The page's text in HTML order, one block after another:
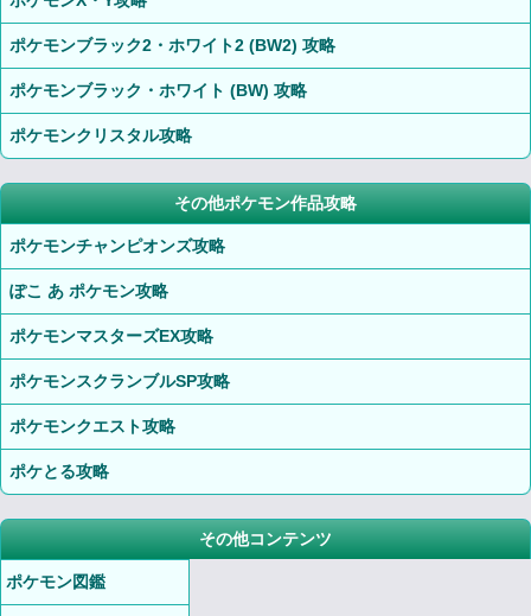
ポケモンブラック2・ホワイト2 (BW2) 攻略
ポケモンブラック・ホワイト (BW) 攻略
ポケモンクリスタル攻略
その他ポケモン作品攻略
ポケモンチャンピオンズ攻略
ぽこ あ ポケモン攻略
ポケモンマスターズEX攻略
ポケモンスクランブルSP攻略
ポケモンクエスト攻略
ポケとる攻略
その他コンテンツ
ポケモン図鑑